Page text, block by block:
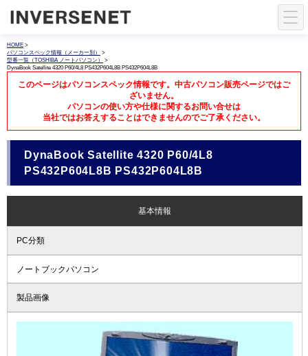
HOME >
パソコンスペック情報（メーカー別）
>
型番一覧（TOSHIBA ノートパソコン）
>
DynaBook Satellite 4320 P60/4L8 PS432P604L8B PS432P604L8B
このページはパソコンスペック情報です。中古パソコン販売ページではご
ざいません。
パソコンの使い方や仕様に関するお問い合せは
当社ではお答えすることはできませんのでご了承ください。
DynaBook Satellite 4320 P60/4L8
PS432P604L8B PS432P604L8B
基本情報
PC分類
ノートブックパソコン
製品画像